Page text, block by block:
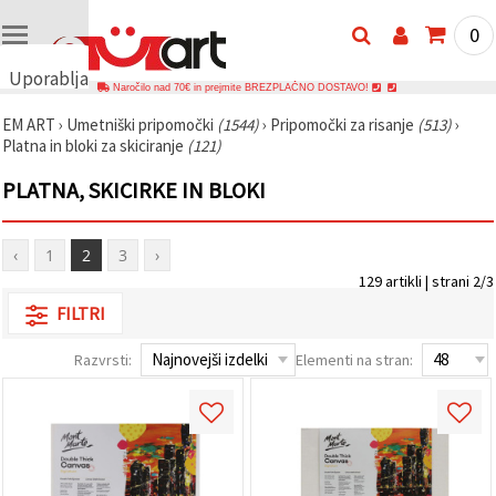
Uporabljamo
🍪
Uporabljamo
podobne
tehnologije,
da
zagotovimo
pravilno
delovanje
mesta,
izboljšamo
uporabniško
izkušnjo ter
analiziramo
promet in
prikazujemo
ustreznejše
0
Naročilo nad 70€ in prejmite BREZPLAČNO DOSTAVO!
EM ART › Umetniški pripomočki (1544)› Pripomočki za risanje (513)›
Platna in bloki za skiciranje (121)
PLATNA, SKICIRKE IN BLOKI
‹ 1 2 3 ›
129 artikli | strani 2/3
FILTRI
Razvrsti: Elementi na stran: